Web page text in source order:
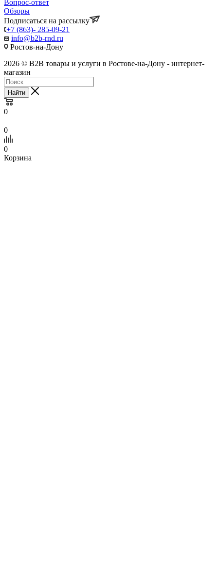
Вопрос-ответ
Обзоры
Подписаться на рассылку
+7 (863)- 285-09-21
info@b2b-rnd.ru
Ростов-на-Дону
2026 © B2B товары и услуги в Ростове-на-Дону - интернет-
магазин
Найти
0
0
0
Корзина